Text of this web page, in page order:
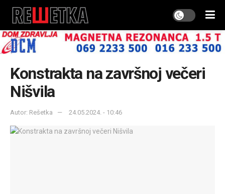
Konstrakta na završnoj večeri
Nišvila
Autor: Rešetka 24.05.2024. - 10:46